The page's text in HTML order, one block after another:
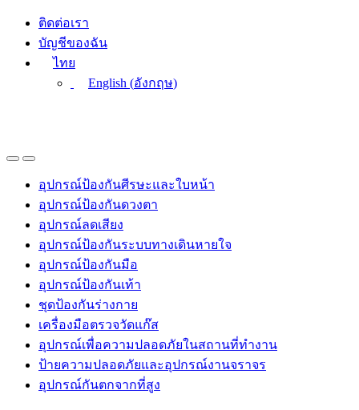
Skip
navigation
Skip
content
ติดต่อเรา
บัญชีของฉัน
ไทย
English (อังกฤษ)
อุปกรณ์ป้องกันศีรษะและใบหน้า
อุปกรณ์ป้องกันดวงตา
อุปกรณ์ลดเสียง
อุปกรณ์ป้องกันระบบทางเดินหายใจ
อุปกรณ์ป้องกันมือ
อุปกรณ์ป้องกันเท้า
ชุดป้องกันร่างกาย
เครื่องมือตรวจวัดแก๊ส
อุปกรณ์เพื่อความปลอดภัยในสถานที่ทำงาน
ป้ายความปลอดภัยและอุปกรณ์งานจราจร
อุปกรณ์กันตกจากที่สูง